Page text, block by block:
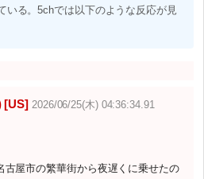
いる。5chでは以下のような反応が見
[US] 2026/06/25(木) 04:36:34.91
屋市の繁華街から夜遅くに乗せたの